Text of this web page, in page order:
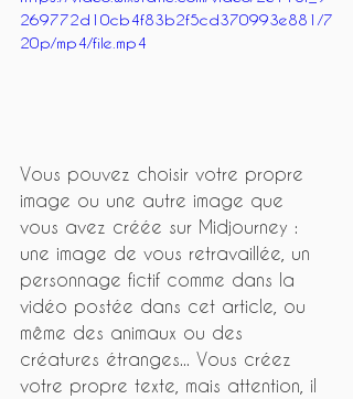
269772d10cb4f83b2f5cd370993e881/7
20p/mp4/file.mp4
Vous pouvez choisir votre propre
image ou une autre image que
vous avez créée sur Midjourney :
une image de vous retravaillée, un
personnage fictif comme dans la
vidéo postée dans cet article, ou
même des animaux ou des
créatures étranges... Vous créez
votre propre texte, mais attention, il